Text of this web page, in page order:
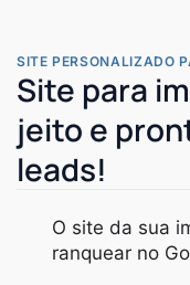
SITE PERSONALIZADO
Site para
jeito e
leads!
O site da sua
ranquear no